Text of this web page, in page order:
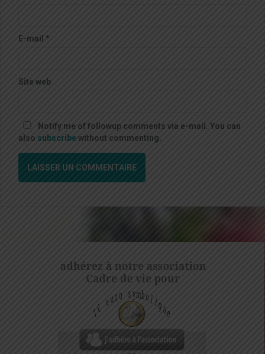
E-mail *
Site web
Notify me of followup comments via e-mail. You can
also subscribewithout commenting.